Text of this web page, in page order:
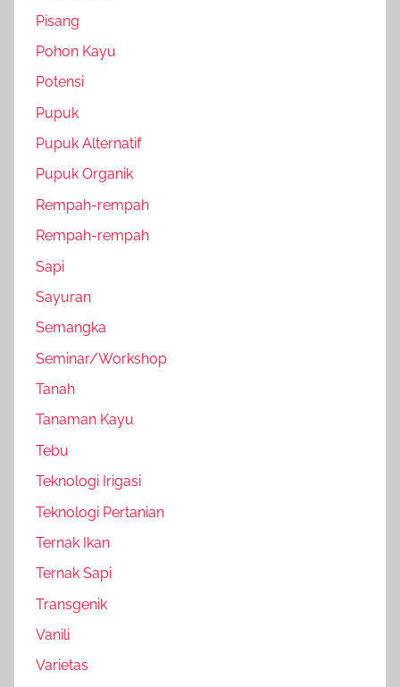
Pisang
Pohon Kayu
Potensi
Pupuk
Pupuk Alternatif
Pupuk Organik
Rempah-rempah
Rempah-rempah
Sapi
Sayuran
Semangka
Seminar/Workshop
Tanah
Tanaman Kayu
Tebu
Teknologi Irigasi
Teknologi Pertanian
Ternak Ikan
Ternak Sapi
Transgenik
Vanili
Varietas